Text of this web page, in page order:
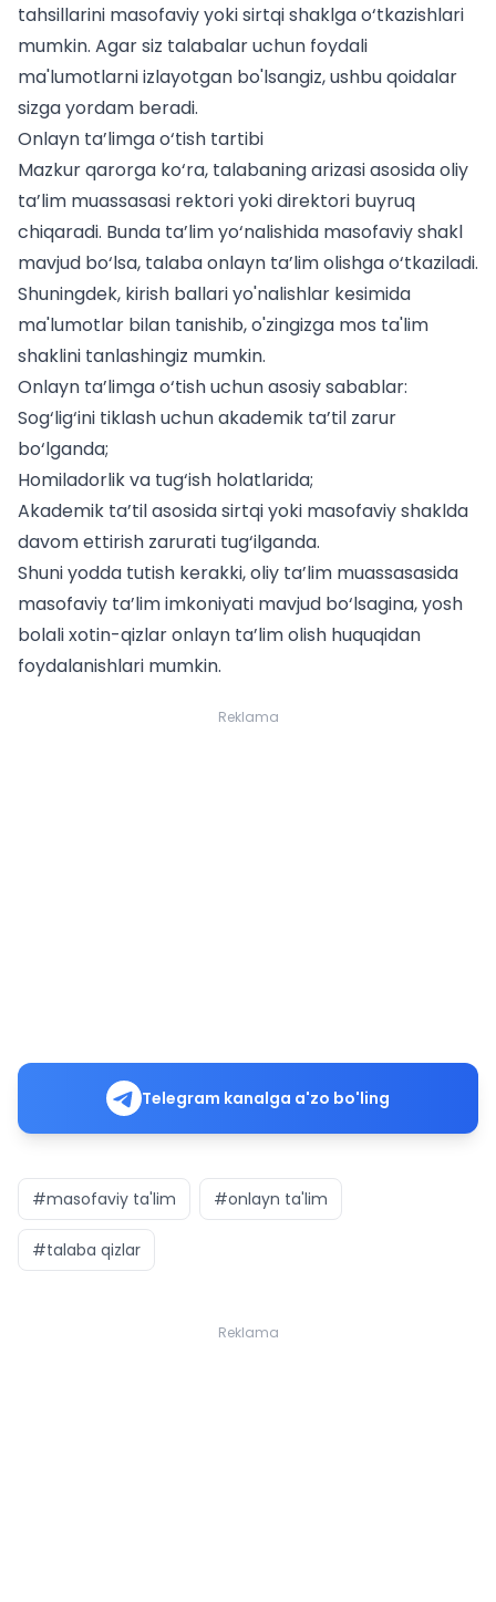
tahsillarini masofaviy yoki sirtqi shaklga o‘tkazishlari
mumkin. Agar siz talabalar uchun foydali
ma'lumotlarni izlayotgan bo'lsangiz, ushbu qoidalar
sizga yordam beradi.
Onlayn ta’limga o‘tish tartibi
Mazkur qarorga ko‘ra, talabaning arizasi asosida oliy
ta’lim muassasasi rektori yoki direktori buyruq
chiqaradi. Bunda ta’lim yo‘nalishida masofaviy shakl
mavjud bo‘lsa, talaba onlayn ta’lim olishga o‘tkaziladi.
Shuningdek, kirish ballari yo'nalishlar kesimida
ma'lumotlar bilan tanishib, o'zingizga mos ta'lim
shaklini tanlashingiz mumkin.
Onlayn ta’limga o‘tish uchun asosiy sabablar:
Sog‘lig‘ini tiklash uchun akademik ta’til zarur
bo‘lganda;
Homiladorlik va tug‘ish holatlarida;
Akademik ta’til asosida sirtqi yoki masofaviy shaklda
davom ettirish zarurati tug‘ilganda.
Shuni yodda tutish kerakki, oliy ta’lim muassasasida
masofaviy ta’lim imkoniyati mavjud bo‘lsagina, yosh
bolali xotin-qizlar onlayn ta’lim olish huquqidan
foydalanishlari mumkin.
Reklama
Telegram kanalga a'zo bo'ling
#masofaviy ta'lim #onlayn ta'lim
#talaba qizlar
Reklama